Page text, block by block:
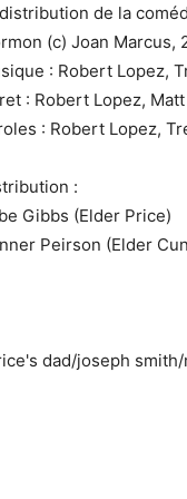
de la
(c) Joan Marcus,
: Robert Lopez,
: Robert Lopez,
: Robert Lopez,
:
Gibbs (Elder Price)
Peirson (Elder
dad/joseph